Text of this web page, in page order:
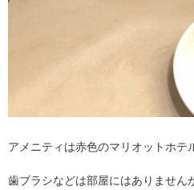
アメニティは赤色のマリオットホテ
歯ブラシなどは部屋にはありません